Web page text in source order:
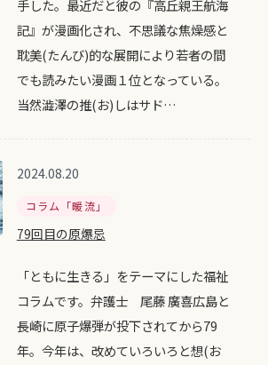
手した。最近だと彼の『高丘親王航海
記』が漫画化され、不思議な焦燥感と
耽美(たんび)的な展開により若者の間
でも読みたい漫画１位となっている。
当然澁澤の推(お)しはサド…
2024.08.20
コラム「暖流」
79回目の原爆忌
「ともに生きる」をテーマにした福祉
コラムです。弁護士 尾藤 廣喜広島と
長崎に原子爆弾が投下されてから79
年。今年は、改めていろいろと想(お